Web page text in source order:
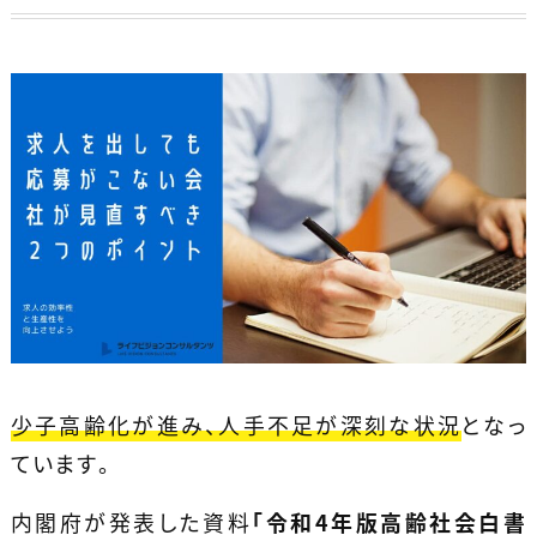
少子高齢化が進み、人手不足が深刻な状況となっ
ています。
内閣府が発表した資料「令和4年版高齢社会白書